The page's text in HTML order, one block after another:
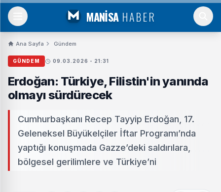
MANİSA HABER
Ana Sayfa Gündem
GÜNDEM 09.03.2026 - 21:31
Erdoğan: Türkiye, Filistin'in yanında
olmayı sürdürecek
Cumhurbaşkanı Recep Tayyip Erdoğan, 17.
Geleneksel Büyükelçiler İftar Programı’nda
yaptığı konuşmada Gazze’deki saldırılara,
bölgesel gerilimlere ve Türkiye’ni